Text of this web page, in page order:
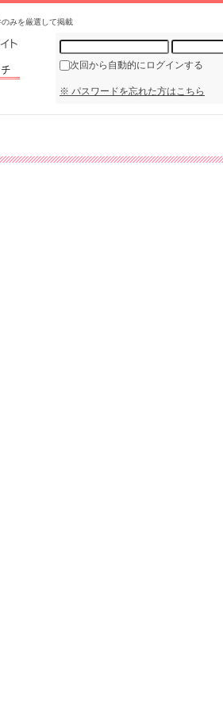
みを厳選して掲載
次回から自動的にログインする
※ パスワードを忘れた方はこちら